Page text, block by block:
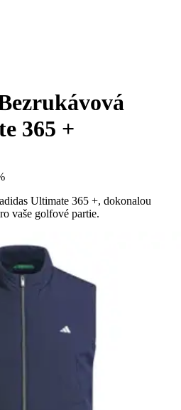
365 +
Ultimate 365 +, dokonalou
vaše golfové partie.